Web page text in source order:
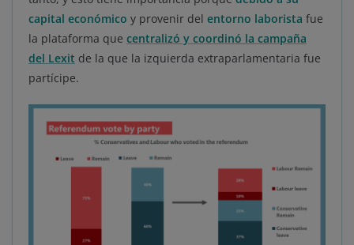
capital económico y provenir del entorno laborista fue
la plataforma que centralizó y coordinó la campaña
del Lexit de la que la izquierda extraparlamentaria fue
partícipe.